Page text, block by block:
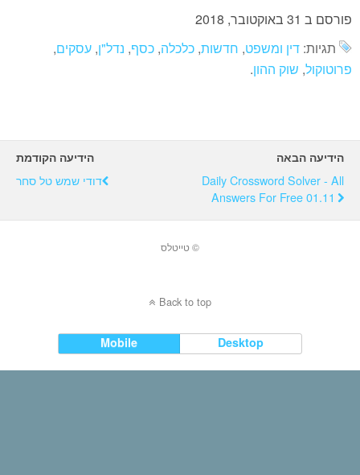
פורסם ב 31 באוקטובר, 2018
תגיות: דין ומשפט, חדשות, כלכלה, כסף, נדל"ן, עסקים,
פרוטוקול, שוק ההון.
הידיעה הקודמת
דודי שמש טל סחר
הידיעה הבאה
Daily Crossword Solver - All
Answers For Free 01.11
© טייטלס
Back to top
Mobile Desktop